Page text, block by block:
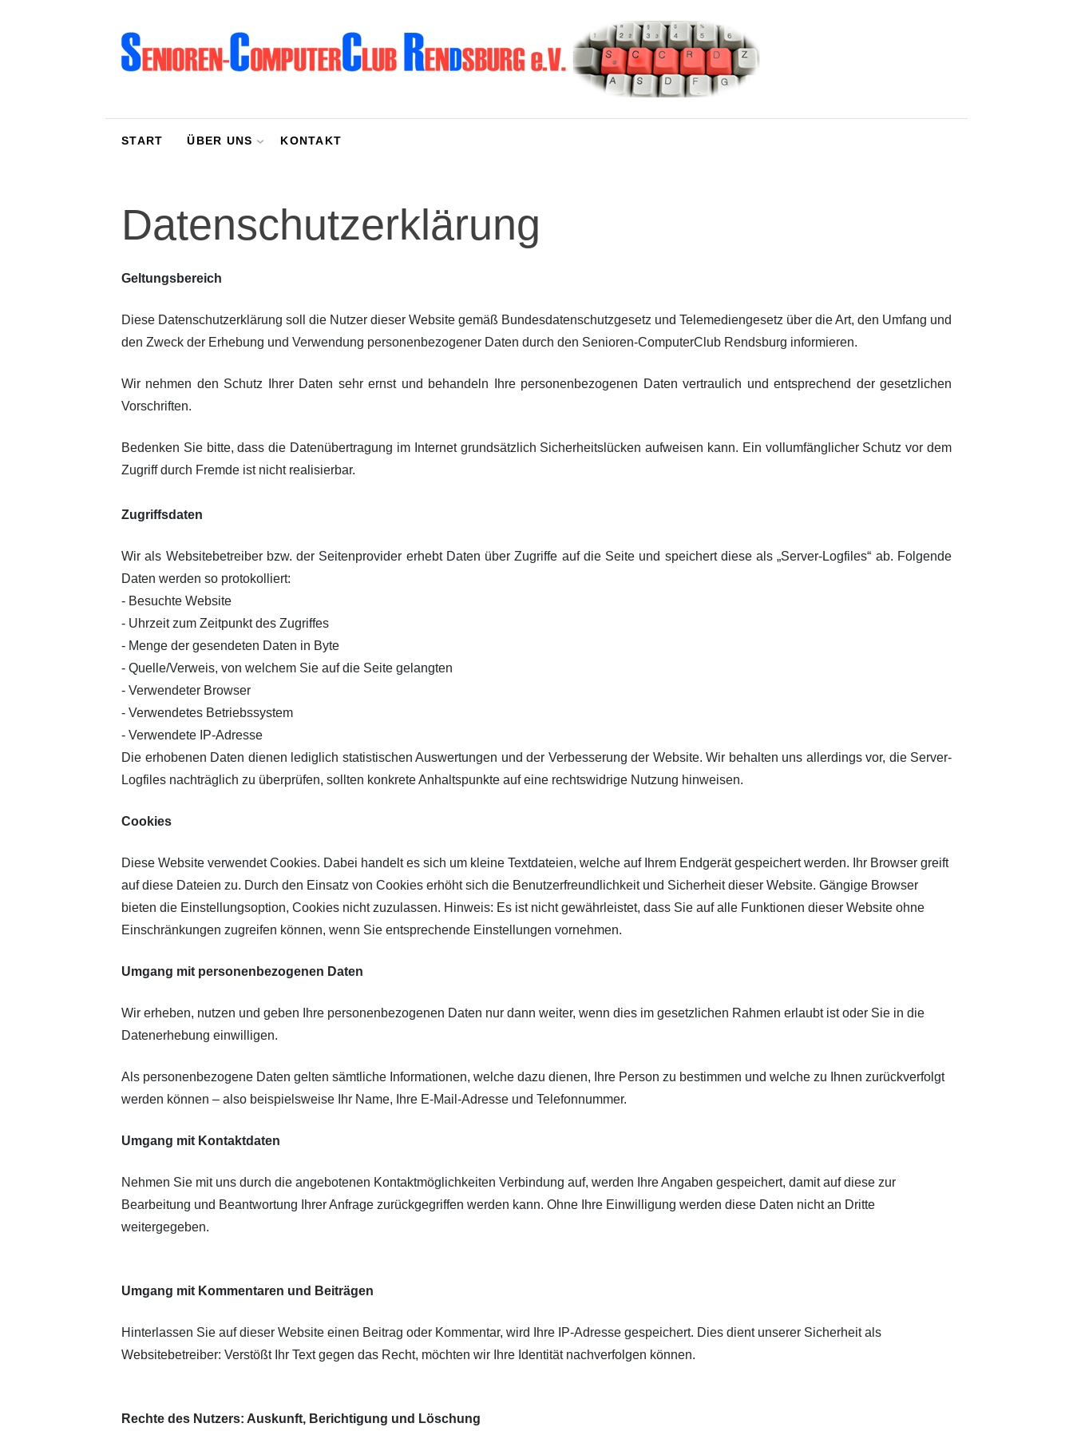
START ÜBER UNS KONTAKT
Datenschutzerklärung
Geltungsbereich
Diese Datenschutzerklärung soll die Nutzer dieser Website gemäß Bundesdatenschutzgesetz und Telemediengesetz über die Art, den Umfang und
den Zweck der Erhebung und Verwendung personenbezogener Daten durch den Senioren-ComputerClub Rendsburg informieren.
Wir nehmen den Schutz Ihrer Daten sehr ernst und behandeln Ihre personenbezogenen Daten vertraulich und entsprechend der gesetzlichen
Vorschriften.
Bedenken Sie bitte, dass die Datenübertragung im Internet grundsätzlich Sicherheitslücken aufweisen kann. Ein vollumfänglicher Schutz vor dem
Zugriff durch Fremde ist nicht realisierbar.
Zugriffsdaten
Wir als Websitebetreiber bzw. der Seitenprovider erhebt Daten über Zugriffe auf die Seite und speichert diese als „Server-Logfiles“ ab. Folgende
Daten werden so protokolliert:
- Besuchte Website
- Uhrzeit zum Zeitpunkt des Zugriffes
- Menge der gesendeten Daten in Byte
- Quelle/Verweis, von welchem Sie auf die Seite gelangten
- Verwendeter Browser
- Verwendetes Betriebssystem
- Verwendete IP-Adresse
Die erhobenen Daten dienen lediglich statistischen Auswertungen und der Verbesserung der Website. Wir behalten uns allerdings vor, die Server-
Logfiles nachträglich zu überprüfen, sollten konkrete Anhaltspunkte auf eine rechtswidrige Nutzung hinweisen.
Cookies
Diese Website verwendet Cookies. Dabei handelt es sich um kleine Textdateien, welche auf Ihrem Endgerät gespeichert werden. Ihr Browser greift
auf diese Dateien zu. Durch den Einsatz von Cookies erhöht sich die Benutzerfreundlichkeit und Sicherheit dieser Website. Gängige Browser
bieten die Einstellungsoption, Cookies nicht zuzulassen. Hinweis: Es ist nicht gewährleistet, dass Sie auf alle Funktionen dieser Website ohne
Einschränkungen zugreifen können, wenn Sie entsprechende Einstellungen vornehmen.
Umgang mit personenbezogenen Daten
Wir erheben, nutzen und geben Ihre personenbezogenen Daten nur dann weiter, wenn dies im gesetzlichen Rahmen erlaubt ist oder Sie in die
Datenerhebung einwilligen.
Als personenbezogene Daten gelten sämtliche Informationen, welche dazu dienen, Ihre Person zu bestimmen und welche zu Ihnen zurückverfolgt
werden können – also beispielsweise Ihr Name, Ihre E-Mail-Adresse und Telefonnummer.
Umgang mit Kontaktdaten
Nehmen Sie mit uns durch die angebotenen Kontaktmöglichkeiten Verbindung auf, werden Ihre Angaben gespeichert, damit auf diese zur
Bearbeitung und Beantwortung Ihrer Anfrage zurückgegriffen werden kann. Ohne Ihre Einwilligung werden diese Daten nicht an Dritte
weitergegeben.
Umgang mit Kommentaren und Beiträgen
Hinterlassen Sie auf dieser Website einen Beitrag oder Kommentar, wird Ihre IP-Adresse gespeichert. Dies dient unserer Sicherheit als
Websitebetreiber: Verstößt Ihr Text gegen das Recht, möchten wir Ihre Identität nachverfolgen können.
Rechte des Nutzers: Auskunft, Berichtigung und Löschung